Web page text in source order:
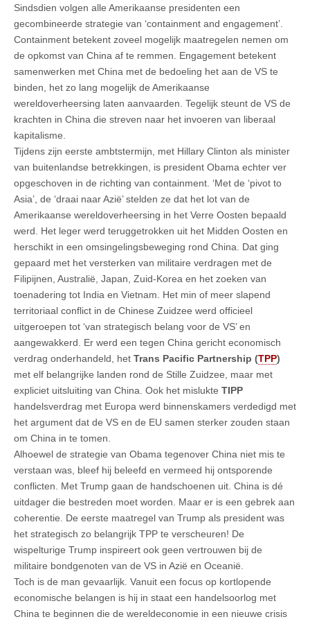
Sindsdien volgen alle Amerikaanse presidenten een
gecombineerde strategie van ‘containment and engagement’.
Containment betekent zoveel mogelijk maatregelen nemen om
de opkomst van China af te remmen. Engagement betekent
samenwerken met China met de bedoeling het aan de VS te
binden, het zo lang mogelijk de Amerikaanse
wereldoverheersing laten aanvaarden. Tegelijk steunt de VS de
krachten in China die streven naar het invoeren van liberaal
kapitalisme.
Tijdens zijn eerste ambtstermijn, met Hillary Clinton als minister
van buitenlandse betrekkingen, is president Obama echter ver
opgeschoven in de richting van containment. ‘Met de ‘pivot to
Asia’, de ‘draai naar Azië’ stelden ze dat het lot van de
Amerikaanse wereldoverheersing in het Verre Oosten bepaald
werd. Het leger werd teruggetrokken uit het Midden Oosten en
herschikt in een omsingelingsbeweging rond China. Dat ging
gepaard met het versterken van militaire verdragen met de
Filipijnen, Australië, Japan, Zuid-Korea en het zoeken van
toenadering tot India en Vietnam. Het min of meer slapend
territoriaal conflict in de Chinese Zuidzee werd officieel
uitgeroepen tot ‘van strategisch belang voor de VS’ en
aangewakkerd. Er werd een tegen China gericht economisch
verdrag onderhandeld, het Trans Pacific Partnership (TPP)
met elf belangrijke landen rond de Stille Zuidzee, maar met
expliciet uitsluiting van China. Ook het mislukte TIPP
handelsverdrag met Europa werd binnenskamers verdedigd met
het argument dat de VS en de EU samen sterker zouden staan
om China in te tomen.
Alhoewel de strategie van Obama tegenover China niet mis te
verstaan was, bleef hij beleefd en vermeed hij ontsporende
conflicten. Met Trump gaan de handschoenen uit. China is dé
uitdager die bestreden moet worden. Maar er is een gebrek aan
coherentie. De eerste maatregel van Trump als president was
het strategisch zo belangrijk TPP te verscheuren! De
wispelturige Trump inspireert ook geen vertrouwen bij de
militaire bondgenoten van de VS in Azië en Oceanië.
Toch is de man gevaarlijk. Vanuit een focus op kortlopende
economische belangen is hij in staat een handelsoorlog met
China te beginnen die de wereldeconomie in een nieuwe crisis